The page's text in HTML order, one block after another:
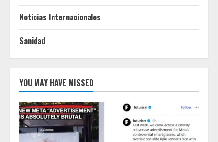
Noticias Internacionales
Sanidad
YOU MAY HAVE MISSED